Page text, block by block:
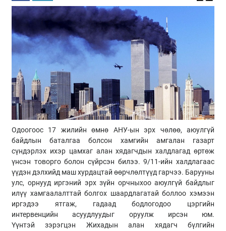
Одоогоос 17 жилийн өмнө АНУ-ын эрх чөлөө, аюулгүй
байдлын баталгаа болсон хамгийн амгалан газарт
сүндэрлэх ихэр цамхаг алан хядагчдын халдлагад өртөж
үнсэн товоргоболон сүйрсэн билээ. 9/11-ийн халдлагаас
үүдэн дэлхийд маш хурдацтай өөрчлөлтүүд гарчээ. Барууны
улс, орнууд иргэний эрх зүйн орчныхоо аюулгүй байдлыг
илүү хамгаалалттай болгох шаардлагатай боллоо хэмээн
иргэдээ ятгаж, гадаад бодлогодоо цэргийн
интервенцийнасуудлуудыг оруулж ирсэн юм.
Үүнтэйзэрэгцэн Жихадын алан хядагч бүлгийн